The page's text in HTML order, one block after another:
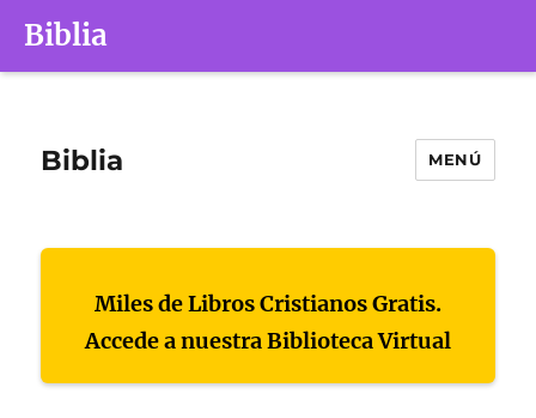
Biblia
Biblia MENÚ
Miles de Libros Cristianos Gratis.
Accede a nuestra Biblioteca Virtual